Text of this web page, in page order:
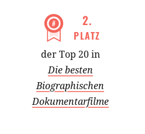
2.
PLATZ
der Top 20 in
Die besten
Biographischen
Dokumentarfilme